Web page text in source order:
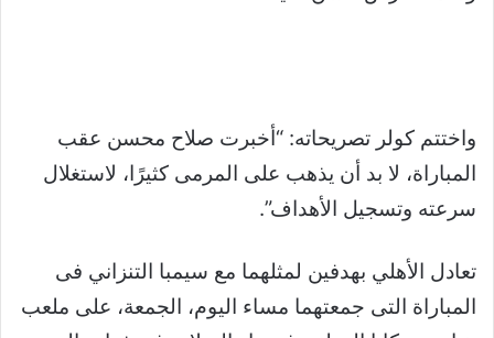
واختتم كولر تصريحاته: “أخبرت صلاح محسن عقب
المباراة، لا بد أن يذهب على المرمى كثيرًا، لاستغلال
سرعته وتسجيل الأهداف”.
تعادل الأهلي بهدفين لمثلهما مع سيمبا التنزاني فى
المباراة التى جمعتهما مساء اليوم، الجمعة، على ملعب